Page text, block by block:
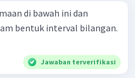
di bawah ini dan
bentuk interval bilangan.
Jawaban terverifikasi